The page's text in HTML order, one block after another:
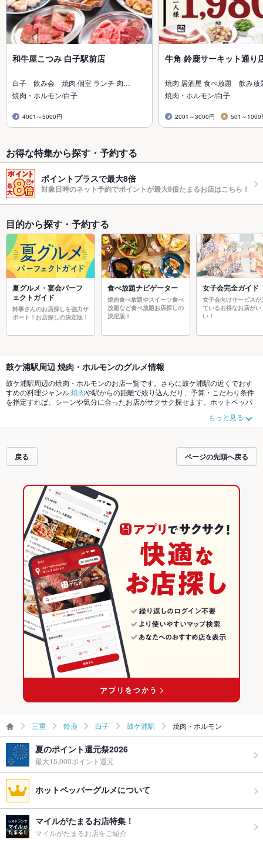
和牛屋こつみ 白子駅前店
白子 飲み会 焼肉 個室 ランチ 肉…
焼肉・ホルモン/白子
4001～5000円
牛角 鈴鹿サーキット通り
焼肉 居酒屋 食べ放題 飲み
焼肉・ホルモン/白子
2001～3000円 501～1000
お得な特集から探す・予約する
ポイントプラスで最大8倍
対象日時のネット予約でポイントが最大8倍たまるお店はこちら！
目的から探す・予約する
夏グルメ・宴会パーフ
ェクトガイド
幹事さんのお店探しを強力サ
ポート！お店探しの決定版！
食べ放題ナビゲーター
焼肉食べ放題やスイーツ食べ
放題など食べ放題お店探しの
決定版！
女子会完全ガイド
女子会向けサービスが
ているお得なお店がい
い！
鼓ケ浦駅周辺 焼肉・ホルモンのグルメ情報
鼓ケ浦駅周辺の焼肉・ホルモンのお店一覧です。さらに鼓ケ浦駅の近くでおす
すめの料理ジャンル焼肉や駅からの距離で絞り込んだり、予算・こだわり条件
を指定すれば、シーンや気分に合ったお店がサクサク探せます。ホットペッパ
おすすめ料理など、お店の最新情報をご紹介しているので安心！24時間使える
簡単便利なネット予約が使えるお店も拡大中です。友達どうしの飲み会にも、
をご利用ください。
もっと見る
戻る ページの先頭へ戻る
三重 鈴鹿 白子 鼓ケ浦駅 焼肉・ホルモン
夏のポイント還元祭2026
最大15,000ポイント還元
ホットペッパーグルメについて
マイルがたまるお店特集！
マイルがたまるお店をご紹介